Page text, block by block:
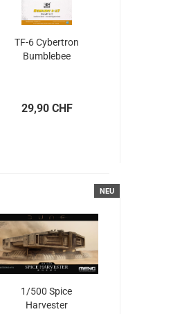
TF-6 Cybertron
Bumblebee
29,90 CHF
NEU
1/500 Spice
Harvester